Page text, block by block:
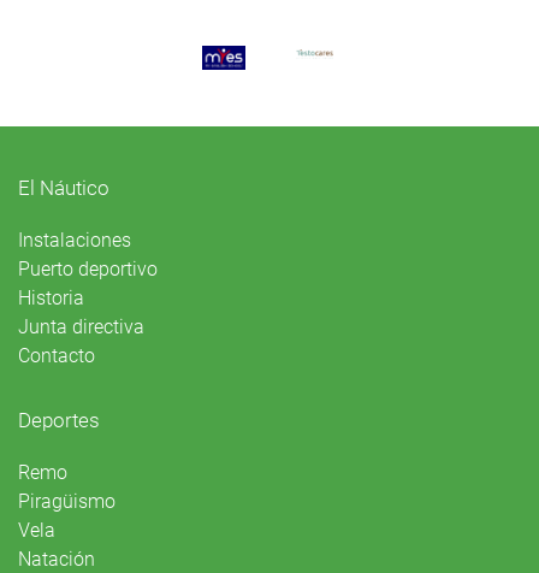
El Náutico
Instalaciones
Puerto deportivo
Historia
Junta directiva
Contacto
Deportes
Remo
Piragüismo
Vela
Natación